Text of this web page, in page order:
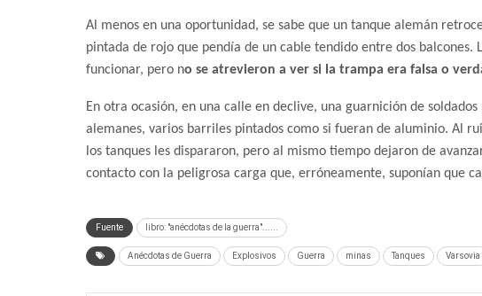
Al menos en una oportunidad, se sabe que un tanque alemán
pintada de rojo que pendía de un cable tendido entre dos balcones.
funcionar, pero no se atrevieron a ver si la trampa era falsa o
En otra ocasión, en una calle en declive, una guarnición de
alemanes, varios barriles pintados como si fueran de aluminio. Al
los tanques les dispararon, pero al mismo tiempo dejaron de
contacto con la peligrosa carga que, erróneamente, suponían que
Fuente libro: "anécdotas de la guerra"......
Anécdotas de Guerra Explosivos Guerra minas Tanques Varsovia